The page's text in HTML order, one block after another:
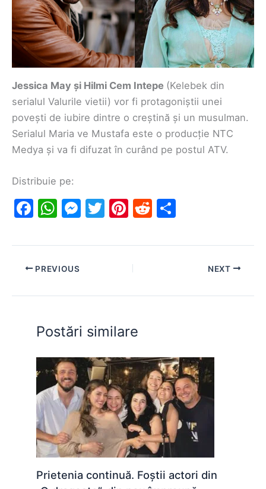
Jessica May și Hilmi Cem Intepe (Kelebek din
serialul Valurile vietii) vor fi protagoniștii unei
povești de iubire dintre o creștină și un musulman.
Serialul Maria ve Mustafa este o producție NTC
Medya și va fi difuzat în curând pe postul ATV.
Distribuie pe:
F
c
e
o
o
k
W
at
s
p
p
M
s
n
g
er
T
itt
Pi
er
e
R
d ar
PREVIOUS NEXT
Postări similare
Prietenia continuă. Foștii actori din